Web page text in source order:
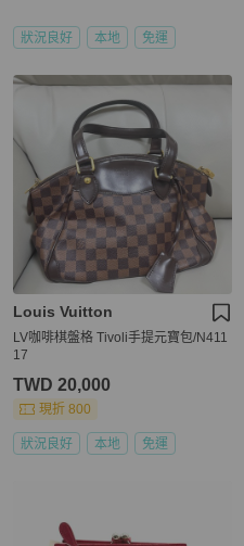
狀況良好 本地 免運
Louis Vuitton
LV咖啡棋盤格 Tivoli手提元寶包/N411
17
TWD 20,000
現折 800
狀況良好 本地 免運